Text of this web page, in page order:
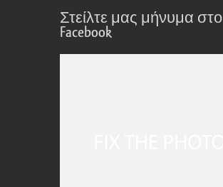
Στείλτε μας μήνυμα στο
Facebook